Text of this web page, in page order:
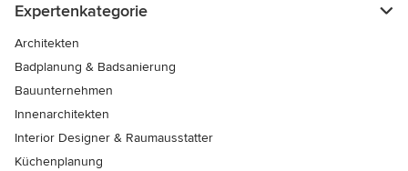
Expertenkategorie
Architekten
Badplanung & Badsanierung
Bauunternehmen
Innenarchitekten
Interior Designer & Raumausstatter
Küchenplanung